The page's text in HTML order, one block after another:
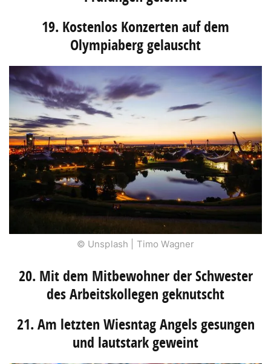
19. Kostenlos Konzerten auf dem
Olympiaberg gelauscht
© Unsplash | Timo Wagner
20. Mit dem Mitbewohner der Schwester
des Arbeitskollegen geknutscht
21. Am letzten Wiesntag Angels gesungen
und lautstark geweint